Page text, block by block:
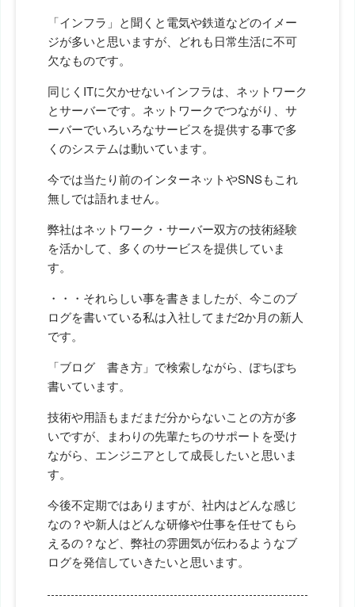
「インフラ」と聞くと電気や鉄道などのイメー
ジが多いと思いますが、どれも日常生活に不可
欠なものです。
同じくITに欠かせないインフラは、ネットワーク
とサーバーです。ネットワークでつながり、サ
ーバーでいろいろなサービスを提供する事で多
くのシステムは動いています。
今では当たり前のインターネットやSNSもこれ
無しでは語れません。
弊社はネットワーク・サーバー双方の技術経験
を活かして、多くのサービスを提供していま
す。
・・・それらしい事を書きましたが、今このブ
ログを書いている私は入社してまだ2か月の新人
です。
「ブログ 書き方」で検索しながら、ぽちぽち
書いています。
技術や用語もまだまだ分からないことの方が多
いですが、まわりの先輩たちのサポートを受け
ながら、エンジニアとして成長したいと思いま
す。
今後不定期ではありますが、社内はどんな感じ
なの？や新人はどんな研修や仕事を任せてもら
えるの？など、弊社の雰囲気が伝わるようなブ
ログを発信していきたいと思います。